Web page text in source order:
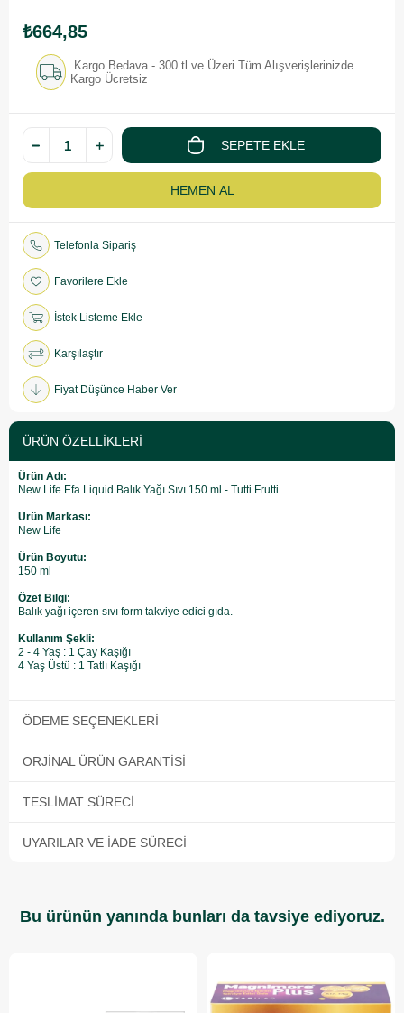
₺664,85
Kargo Bedava - 300 tl ve Üzeri Tüm Alışverişlerinizde
Kargo Ücretsiz
Telefonla Sipariş
Favorilere Ekle
İstek Listeme Ekle
Karşılaştır
Fiyat Düşünce Haber Ver
ÜRÜN ÖZELLIKLERI
Ürün Adı:
New Life Efa Liquid Balık Yağı Sıvı 150 ml - Tutti Frutti
Ürün Markası:
New Life
Ürün Boyutu:
150 ml
Özet Bilgi:
Balık yağı içeren sıvı form takviye edici gıda.
Kullanım Şekli:
2 - 4 Yaş : 1 Çay Kaşığı
​4 Yaş Üstü : 1 Tatlı Kaşığı
ÖDEME SEÇENEKLERI
ORJINAL ÜRÜN GARANTISI
TESLIMAT SÜRECI
UYARILAR VE İADE SÜRECI
Bu ürünün yanında bunları da tavsiye ediyoruz.